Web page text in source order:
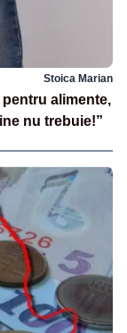
Stoica Marian
alimente,
nu trebuie!”